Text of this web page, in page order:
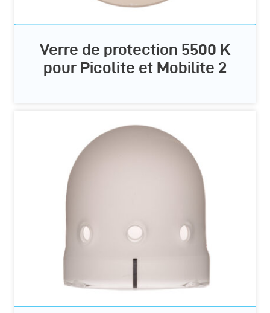
Verre de protection 5500 K
pour Picolite et Mobilite 2